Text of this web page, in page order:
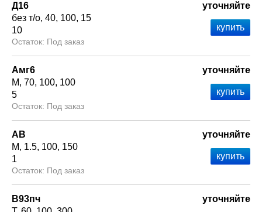
Д16
без т/о 40 100 15
10
Под заказ
уточняйте
Амг6
М 70 100 100
5
Под заказ
уточняйте
АВ
М
1.5 100 150
1
Под заказ
уточняйте
В93пч
уточняйте